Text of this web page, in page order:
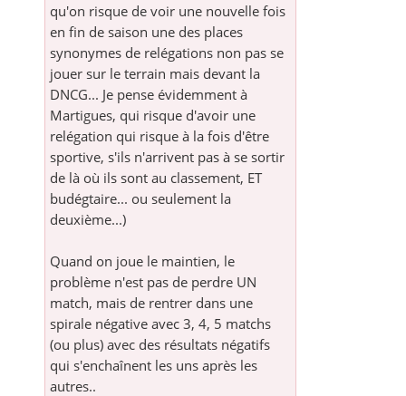
qu'on risque de voir une nouvelle fois
en fin de saison une des places
synonymes de relégations non pas se
jouer sur le terrain mais devant la
DNCG... Je pense évidemment à
Martigues, qui risque d'avoir une
relégation qui risque à la fois d'être
sportive, s'ils n'arrivent pas à se sortir
de là où ils sont au classement, ET
budégtaire... ou seulement la
deuxième...)
Quand on joue le maintien, le
problème n'est pas de perdre UN
match, mais de rentrer dans une
spirale négative avec 3, 4, 5 matchs
(ou plus) avec des résultats négatifs
qui s'enchaînent les uns après les
autres..